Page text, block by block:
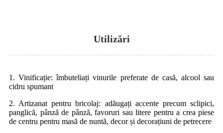
Utilizări
1. Vinificație: îmbuteliați vinurile preferate de casă, alcool sau
cidru spumant
2. Artizanat pentru bricolaj: adăugați accente precum sclipici,
panglică, pânză de pânză, favoruri sau litere pentru a crea piese
de centru pentru masă de nuntă, decor și decorațiuni de petrecere